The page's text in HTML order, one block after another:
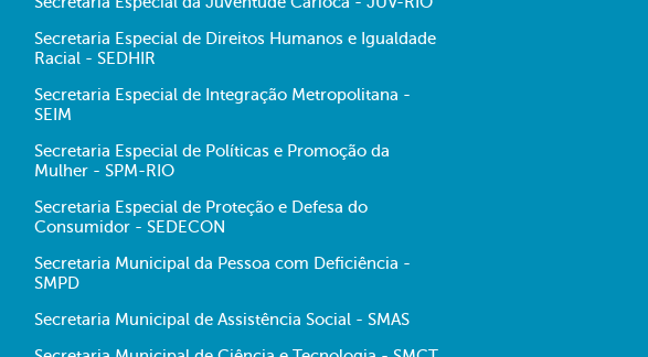
Secretaria Especial de Direitos Humanos e Igualdade
Racial - SEDHIR
Secretaria Especial de Integração Metropolitana -
SEIM
Secretaria Especial de Políticas e Promoção da
Mulher - SPM-RIO
Secretaria Especial de Proteção e Defesa do
Consumidor - SEDECON
Secretaria Municipal da Pessoa com Deficiência -
SMPD
Secretaria Municipal de Assistência Social - SMAS